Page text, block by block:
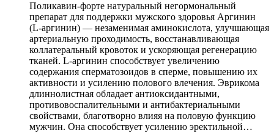
Поликавин-форте натуральный негормональный
препарат для поддержки мужского здоровья Аргинин
(L-аргинин) — незаменимая аминокислота, улучшающая
артериальную проходимость, восстанавливающая
коллатеральный кровоток и ускоряющая регенерацию
тканей. L-аргинин способствует увеличению
содержания сперматозоидов в сперме, повышению их
активности и усилению полового влечения. Эврикома
длиннолистная обладает антиоксидантными,
противовоспалительными и антибактериальными
свойствами, благотворно влияя на половую функцию
мужчин. Она способствует усилению эректильной…